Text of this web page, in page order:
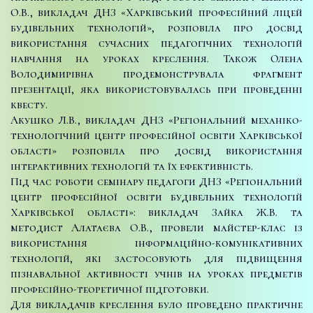
О.В., викладач ДНЗ «Харківський професійний ліцей
будівельних технологій», розповіла про досвід
використання сучасних педагогічних технологій
навчання на уроках креслення. Також Олена
Володимирівна продемонструвала фрагмент
презентації, яка використовувалась при проведенні
квесту.
Акушко Л.В., викладач ДНЗ «Регіональний механіко-
технологічний центр професійної освіти Харківської
області» розповіла про досвід використання
інтерактивних технологій та їх ефективність.
Під час роботи семінару педагоги ДНЗ «Регіональний
центр професійної освіти будівельних технологій
Харківської області»: викладач Зайка Ж.В. та
методист Алатаєва О.В., провели майстер-клас із
використання інформаційно-комунікативних
технологій, які застосовують для підвищення
пізнавальної активності учнів на уроках предметів
професійно-теоретичної підготовки.
Для викладачів креслення було проведено практичне